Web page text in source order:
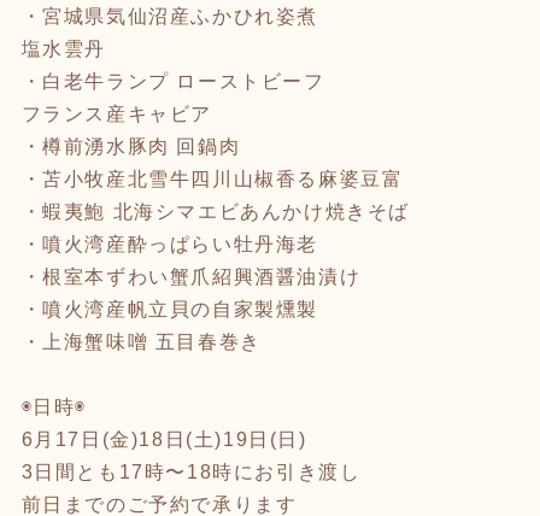
・宮城県気仙沼産ふかひれ姿煮
塩水雲丹
・白老牛ランプ ローストビーフ
フランス産キャビア
・樽前湧水豚肉 回鍋肉
・苫小牧産北雪牛四川山椒香る麻婆豆富
・蝦夷鮑 北海シマエビあんかけ焼きそば
・噴火湾産酔っぱらい牡丹海老
・根室本ずわい蟹爪紹興酒醤油漬け
・噴火湾産帆立貝の自家製燻製
・上海蟹味噌 五目春巻き
◉日時◉
6月17日(金)18日(土)19日(日)
3日間とも17時〜18時にお引き渡し
前日までのご予約で承ります